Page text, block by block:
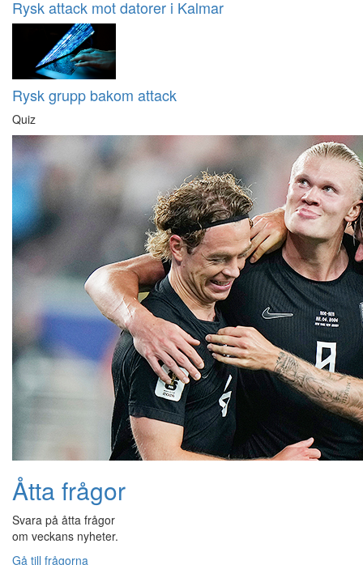
Rysk attack mot datorer i Kalmar
Rysk grupp bakom attack
Quiz
Åtta frågor
Svara på åtta frågor
om veckans nyheter.
Gå till frågorna